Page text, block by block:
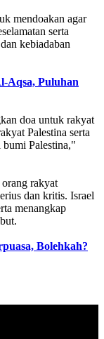
mendoakan agar
serta
kebiadaban
Aqsa, Puluhan
doa untuk rakyat
Palestina serta
bumi Palestina,"
rakyat
dan kritis. Israel
menangkap
Bolehkah?